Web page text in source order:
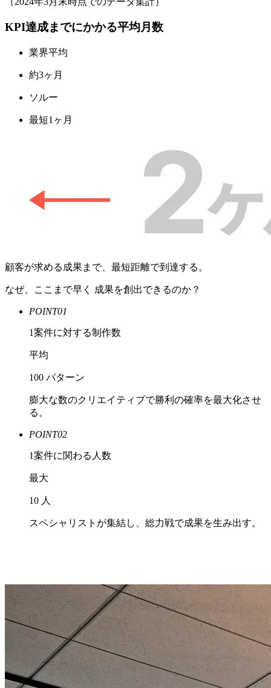
KPI達成までにかかる平均月数
業界平均
約3ヶ月
ソルー
最短1 ヶ月
顧客が求める成果まで、 最短距離で到達する。
なぜ、ここまで早く 成果を創出できるのか？
POINT01
1案件に対する制作数
平均
100 パターン
膨大な数のクリエイティブで勝利の確率を最大化させ
る。
POINT02
1案件に関わる人数
最大
10 人
スペシャリストが集結し、 総力戦で成果を生み出す。